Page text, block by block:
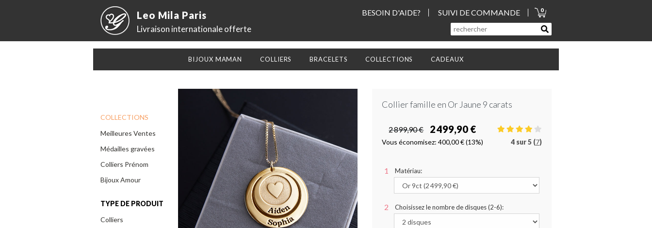
Leo Mila Paris
Livraison internationale offerte
BESOIN D'AIDE? SUIVI DE COMMANDE 0
BIJOUX MAMAN COLLIERS BRACELETS COLLECTIONS CADEAUX
COLLECTIONS
Meilleures Ventes
Médailles gravées
Colliers Prénom
Bijoux Amour
TYPE DE PRODUIT
Colliers
Collier famille en Or Jaune 9 carats
2 899,90 € 2 499,90 €
Vous économisez: 400,00 €(13%) 4 sur5 (7)
Matériau:
Choisissez le nombre de disques (2-6):